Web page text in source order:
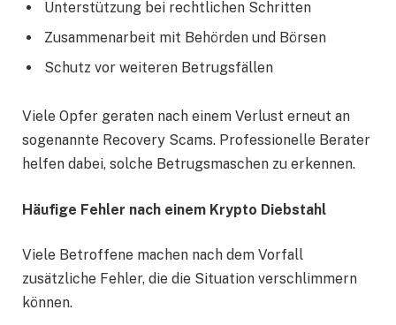
Unterstützung bei rechtlichen Schritten
Zusammenarbeit mit Behörden und Börsen
Schutz vor weiteren Betrugsfällen
Viele Opfer geraten nach einem Verlust erneut an
sogenannte Recovery Scams. Professionelle Berater
helfen dabei, solche Betrugsmaschen zu erkennen.
Häufige Fehler nach einem Krypto Diebstahl
Viele Betroffene machen nach dem Vorfall
zusätzliche Fehler, die die Situation verschlimmern
können.